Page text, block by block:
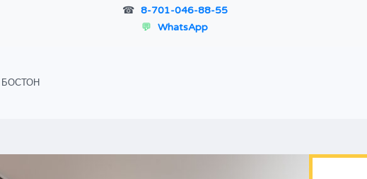
8-701-046-88-55
WhatsApp
БОСТОН